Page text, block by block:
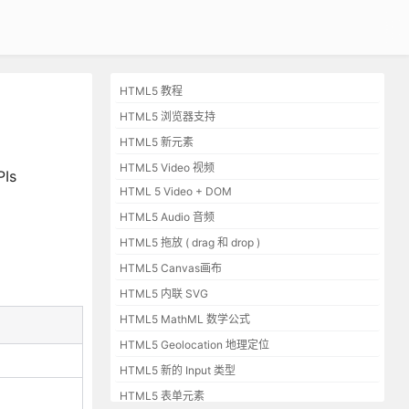
HTML5 教程
HTML5 浏览器支持
HTML5 新元素
HTML5 Video 视频
HTML 5 Video + DOM
HTML5 Audio 音频
HTML5 拖放 ( drag 和 drop )
HTML5 Canvas画布
HTML5 内联 SVG
HTML5 MathML 数学公式
HTML5 Geolocation 地理定位
HTML5 新的 Input 类型
HTML5 表单元素